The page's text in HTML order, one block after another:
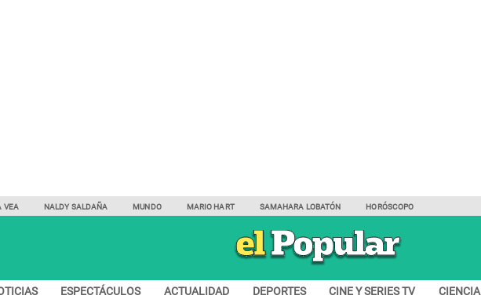
VEA NALDY SALDAÑA MUNDO MARIO HART SAMAHARA LOBATÓN HORÓSCOPO
ESPECTÁCULOS ACTUALIDAD DEPORTES CINE Y SERIES TV CIENCIA